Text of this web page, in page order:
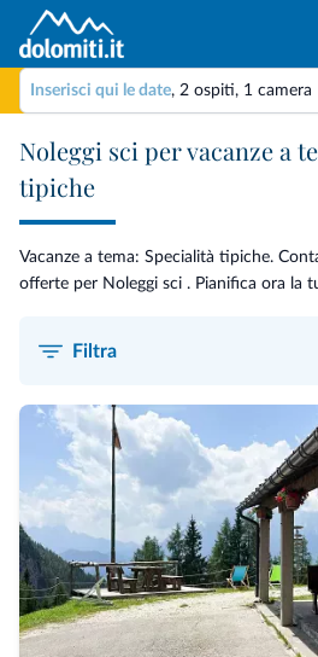
Inserisci qui le date, 2 ospiti, 1 camera
Noleggi sci per vacanze a
tipiche
Vacanze a tema: Specialità tipiche.
offerte per Noleggi sci . Pianifica ora la
Filtra